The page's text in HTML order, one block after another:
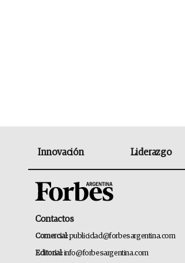
Innovación Liderazgo
Contactos
Comercial:publicidad@forbesargentina.com
Editorial:info@forbesargentina.com